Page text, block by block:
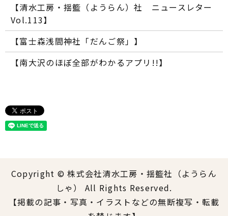
【清水工房・揺籃（ようらん）社 ニュースレター
Vol.113】
【富士森浅間神社「だんご祭」】
【南大沢のほぼ全部がわかるアプリ!!】
Copyright © 株式会社清水工房・揺籃社（ようらん
しゃ） All Rights Reserved.
【掲載の記事・写真・イラストなどの無断複写・転載